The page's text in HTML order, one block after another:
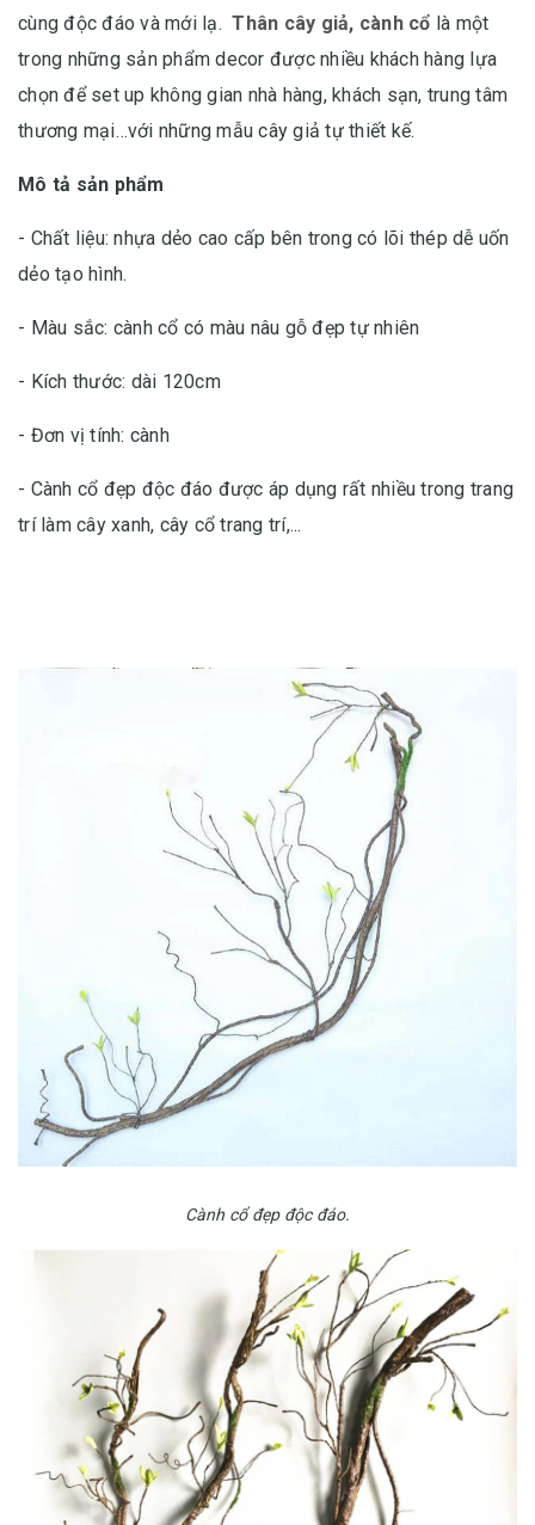
cùng độc đáo và mới lạ.Thân cây giả, cành cổ là một
trong những sản phẩm decor được nhiều khách hàng lựa
chọn để set up không gian nhà hàng, khách sạn, trung tâm
thương mại…với những mẫu cây giả tự thiết kế.
Mô tả sản phẩm
- Chất liệu: nhựa dẻo cao cấp bên trong có lõi thép dễ uốn
dẻo tạo hình.
- Màu sắc: cành cổ có màu nâu gỗ đẹp tự nhiên
- Kích thước: dài 120cm
- Đơn vị tính: cành
- Cành cổ đẹp độc đáo được áp dụng rất nhiều trong trang
trí làm cây xanh, cây cổ trang trí,...
Cành cổ đẹp độc đáo.